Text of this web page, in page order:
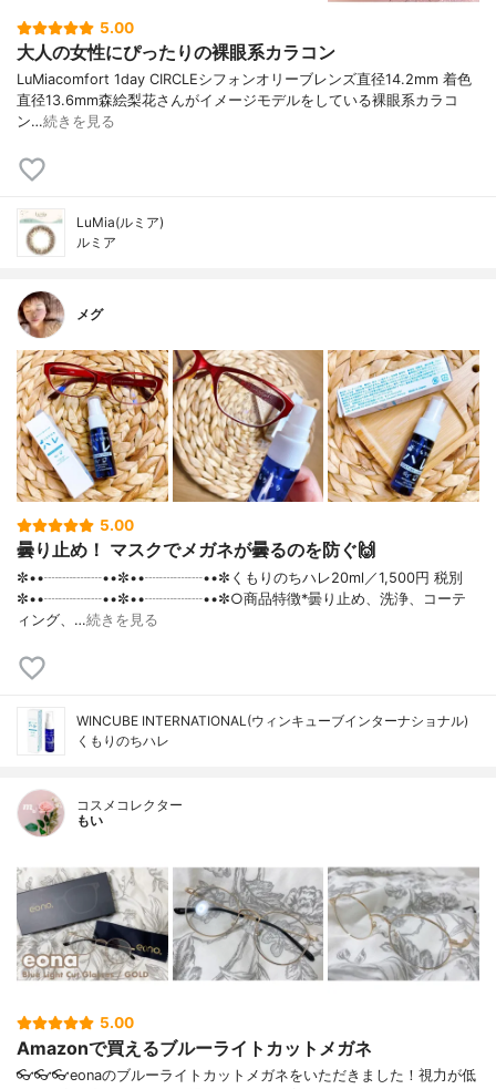
5.00
大人の女性にぴったりの裸眼系カラコン
LuMiacomfort 1day CIRCLEシフォンオリーブレンズ直径14.2mm 着色
直径13.6mm森絵梨花さんがイメージモデルをしている裸眼系カラコ
ン…続きを見る
LuMia(ルミア)
ルミア
メグ
5.00
曇り止め！ マスクでメガネが曇るのを防ぐ🙌
✼••┈┈┈┈••✼••┈┈┈┈••✼くもりのちハレ20ml／1,500円 税別
✼••┈┈┈┈••✼••┈┈┈┈••✼○商品特徴*曇り止め、洗浄、コーテ
ィング、…続きを見る
WINCUBE INTERNATIONAL(ウィンキューブインターナショナル)
くもりのちハレ
コスメコレクター
もい
5.00
Amazonで買えるブルーライトカットメガネ
👓👓👓eonaのブルーライトカットメガネをいただきました！視力が低